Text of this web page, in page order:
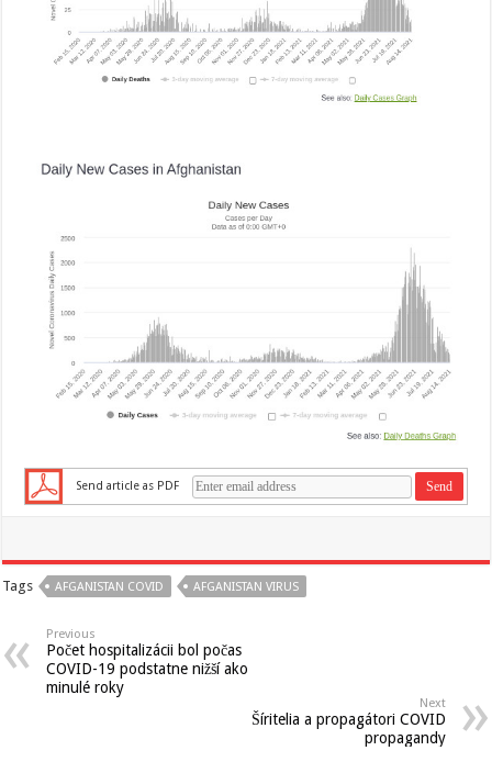
Send article as PDF
Tags AFGANISTAN COVID AFGANISTAN VIRUS
Previous
Počet hospitalizácii bol počas
COVID-19 podstatne nižší ako
minulé roky
Next
Šíritelia a propagátori COVID
propagandy